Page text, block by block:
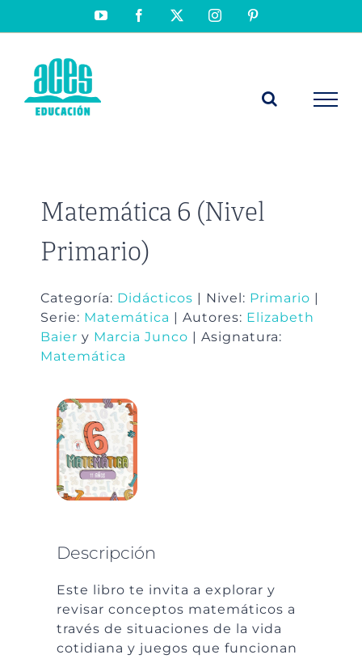
YouTubeFacebook Instagram
Matemática 6 (Nivel
Primario)
Categoría: Didácticos | Nivel: Primario
Serie: Matemática | Autores: Elizabeth
Baier y Marcia Junco | Asignatura:
Matemática
Descripción
Este libro te invita a explorar y
revisar conceptos matemáticos a
través de situaciones de la vida
cotidiana y juegos que funcionan